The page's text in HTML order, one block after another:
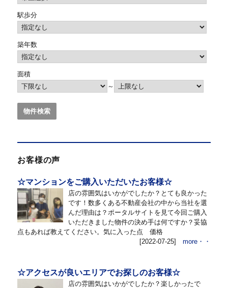
駅歩分
築年数
面積
～
お客様の声
☆マンションをご購入いただいたお客様☆
店の雰囲気はいかがでしたか？とても良かった
です！数多くある不動産会社の中から当社を選
んだ理由は？ポータルサイトを見て今回ご購入
いただきました物件の決め手は何ですか？妥協
点もあれば教えてください。気に入った点 価格
[2022-07-25] more・・
☆アクセスが良いエリアでお探しのお客様☆
店の雰囲気はいかがでしたか？楽しかったで